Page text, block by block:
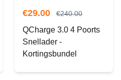
€29.00 €240.00
QCharge 3.0 4 Poorts
Snellader -
Kortingsbundel